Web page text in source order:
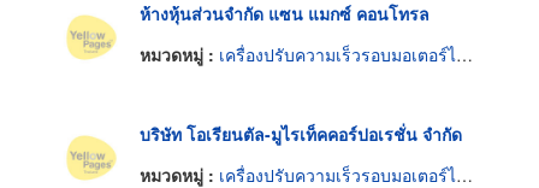
ห้างหุ้นส่วนจำกัด แซน แมกซ์ คอนโทรล
หมวดหมู่ : เครื่องปรับความเร็วรอบมอเตอร์ไฟฟ้า
บริษัท โอเรียนตัล-มูไรเท็คคอร์ปอเรชั่น จำกัด
หมวดหมู่ : เครื่องปรับความเร็วรอบมอเตอร์ไฟฟ้า